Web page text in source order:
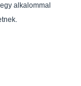
alkalommal